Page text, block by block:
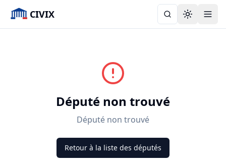
CIVIX Toggle
Député non trouvé
Député non trouvé
Retour à la liste des députés